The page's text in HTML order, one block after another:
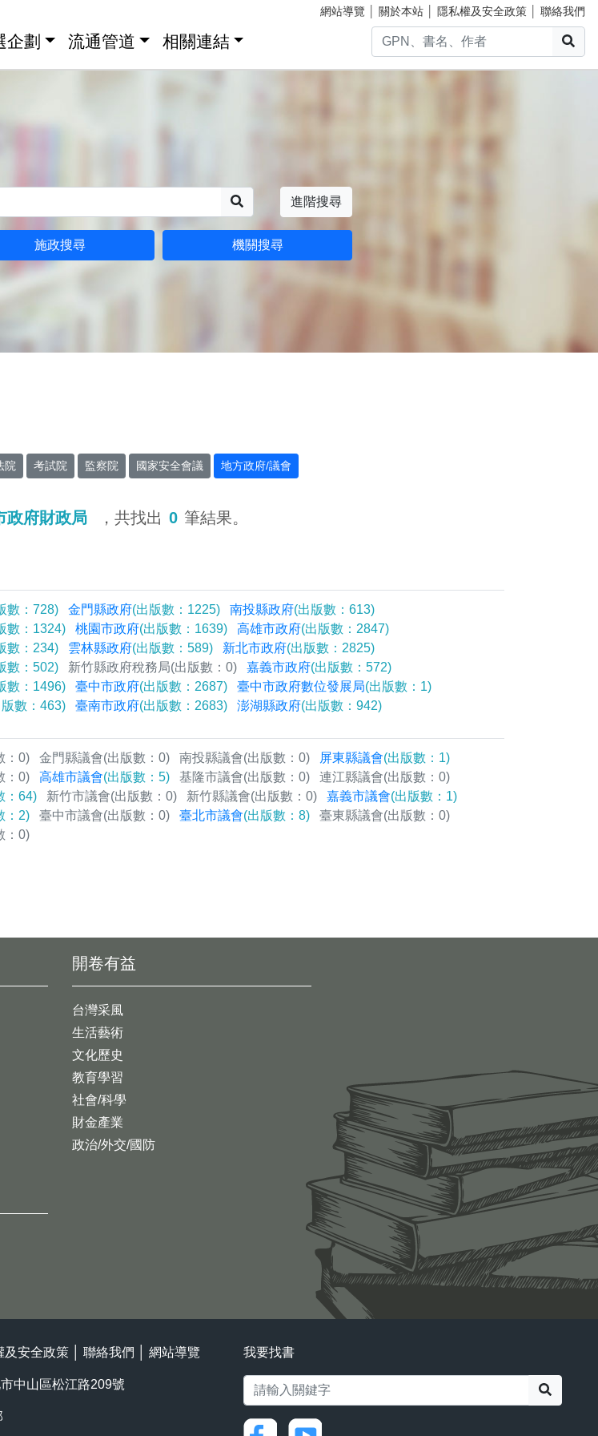
網站導覽 關於本站 隱私權及安全政策 聯絡我們
企劃 流通管道 相關連結
進階搜尋
施政搜尋 機關搜尋
院 考試院 監察院 國家安全會議 地方政府/議會
政府財政局 ，共找出 0 筆結果。
數：728) 金門縣政府(出版數：1225) 南投縣政府(出版數：613)
數：1324) 桃園市政府(出版數：1639) 高雄市政府(出版數：2847)
數：234) 雲林縣政府(出版數：589) 新北市政府(出版數：2825)
數：502) 新竹縣政府稅務局(出版數：0) 嘉義市政府(出版數：572)
數：1496) 臺中市政府(出版數：2687) 臺中市政府數位發展局(出版數：1)
版數：463) 臺南市政府(出版數：2683) 澎湖縣政府(出版數：942)
：0) 金門縣議會(出版數：0) 南投縣議會(出版數：0) 屏東縣議會(出版數：1)
：0) 高雄市議會(出版數：5) 基隆市議會(出版數：0) 連江縣議會(出版數：0)
：64) 新竹市議會(出版數：0) 新竹縣議會(出版數：0) 嘉義市議會(出版數：1)
：2) 臺中市議會(出版數：0) 臺北市議會(出版數：8) 臺東縣議會(出版數：0)
：0)
開卷有益
台灣采風
生活藝術
文化歷史
教育學習
社會/科學
財金產業
政治/外交/國防
及安全政策 聯絡我們 網站導覽
中山區松江路209號
我要找書